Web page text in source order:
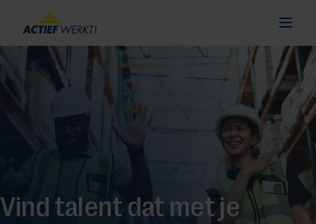
Vind talent dat met je